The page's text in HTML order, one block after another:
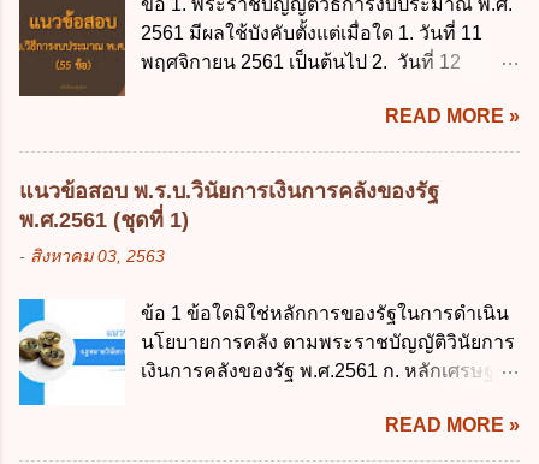
ข้อ 1. พระราชบัญญัติวิธีการงบประมาณ พ.ศ.
2561 มีผลใช้บังคับตั้งแต่เมื่อใด 1. วันที่ 11
พฤศจิกายน 2561 เป็นต้นไป 2. วันที่ 12
พฤศจิกายน 2561 เป็นต้นไป 4. วันที่ 14
พฤศจิกายน 2561 เป็นต้นไป ข้อ 2. พระราช
บัญญัติวิธีการงบประมาณ พ.ศ. 2561 ไม่ได้
ยกเลิกกฎหมายฉบับใด 1. พระราชบัญญัติวิธี
การงบประมาณ พ.ศ. 2502 2. พระราชบัญญัติ
วิธีการงบประมาณ (ฉบับที่ 3) พ.ศ. 2511 3.
พ.ศ. 2544 4. ประกาศของคณะปฏิวัติ ฉบับที่
203 ลงวันที่ 31 สิงหาคม 2515 ข้อ 3. ข้อใดไม่
ถูกต้อง 1. นายกรัฐมนตรีมีอำนาจออกกฎเพื่อ
ประมาณ พ.ศ. 2561 2. นายกรัฐมนตรีเป็นผู้
READ MORE »
แนวข้อสอบ พ.ร.บ.วินัยการเงินการคลังของรัฐ
พ.ศ.2561 (ชุดที่ 1)
- สิงหาคม 03, 2563
ข้อ 1 ข้อใดมิใช่หลักการของรัฐในการดำเนิน
นโยบายการคลัง ตามพระราชบัญญัติวินัยการ
เงินการคลังของรัฐ พ.ศ.2561 ก. หลักเศรษฐกิจ
เศรษฐกิจ ค. หลักการพัฒนาทางเศรษฐกิจ
อย่างยั่งยืน ง. หลักความเป็นธรรมในสังคม ข้อ
READ MORE »